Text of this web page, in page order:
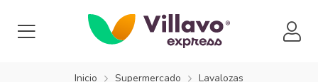
Inicio Supermercado Lavalozas